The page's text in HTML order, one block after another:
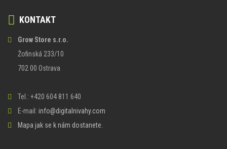
KONTAKT
Grow Store s.r.o.
Žofinská 233/10
702 00 Ostrava
Tel.: +420 604 811 640
E-mail: info@digitalnivahy.com
Mapa jak se k nám dostanete.